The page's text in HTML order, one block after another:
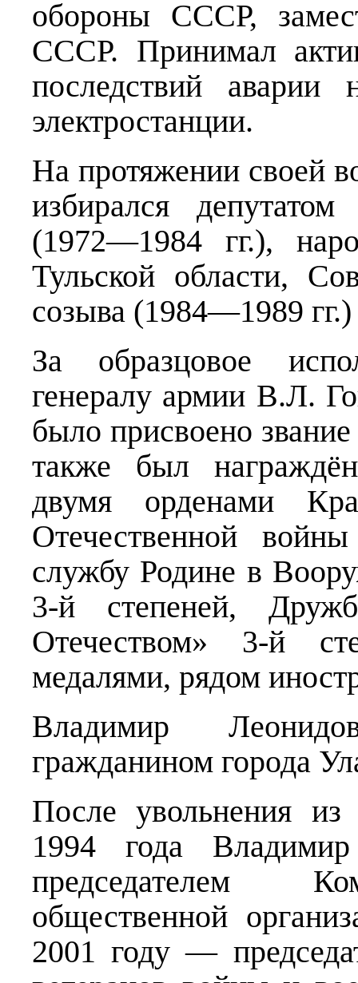
обороны СССР,
СССР. Принимал
последствий аварии
электростанции.
На протяжении своей
избирался
(1972—1984 гг.),
Тульской области,
созыва (1984—1989
За образцовое
генералу армии В.Л.
было присвоено
также был
двумя орденами
Отечественной
службу Родине в
3-й степеней,
Отечеством» 3-й
медалями, рядом
Владимир
гражданином города
После увольнения
1994 года
председателем
общественной
2001 году —